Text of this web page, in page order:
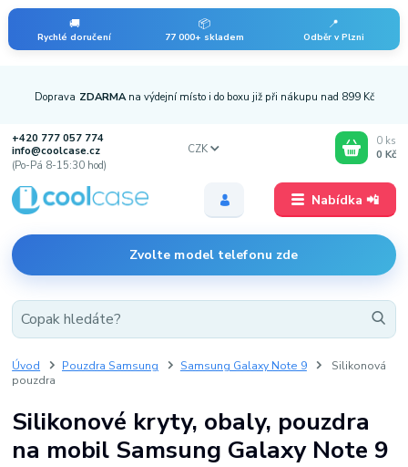
🚚
Rychlé doručení
📦
77 000+ skladem
📍
Odběr v Plzni
Nabídka 📲
Doprava ZDARMA na výdejní místo i do boxu již při nákupu nad 899 Kč
+420 777 057 774
info@coolcase.cz
(Po-Pá 8-15:30 hod)
Zvolte model telefonu zde
CZK
0 ks
0 Kč
Úvod Pouzdra Samsung Samsung Galaxy Note 9
Silikonová
pouzdra
Silikonové kryty, obaly, pouzdra
na mobil Samsung Galaxy Note 9